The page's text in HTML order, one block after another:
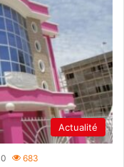
Actualité
0 683